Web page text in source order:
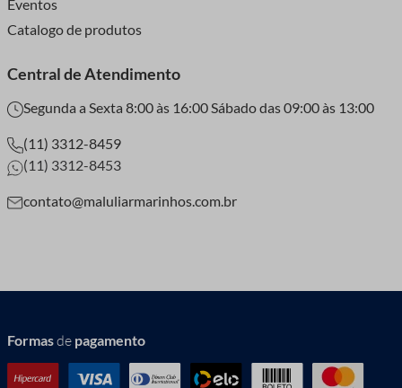
Eventos
Catalogo de produtos
Central de Atendimento
Segunda a Sexta 8:00 às 16:00 Sábado das 09:00 às 13:00
(11) 3312-8459
(11) 3312-8453
contato@maluliarmarinhos.com.br
Formasde pagamento